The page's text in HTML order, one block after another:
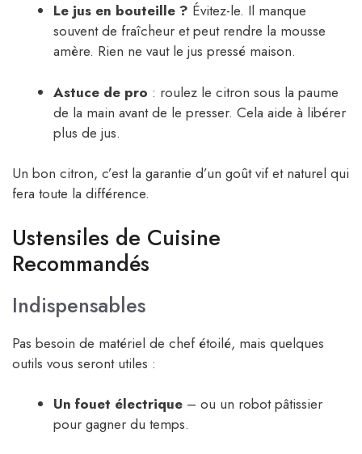
Le jus en bouteille ? Évitez-le. Il manque
souvent de fraîcheur et peut rendre la mousse
amère. Rien ne vaut le jus pressé maison.
Astuce de pro : roulez le citron sous la paume
de la main avant de le presser. Cela aide à libérer
plus de jus.
Un bon citron, c’est la garantie d’un goût vif et naturel qui
fera toute la différence.
Ustensiles de Cuisine
Recommandés
Indispensables
Pas besoin de matériel de chef étoilé, mais quelques
outils vous seront utiles :
Un fouet électrique – ou un robot pâtissier
pour gagner du temps.